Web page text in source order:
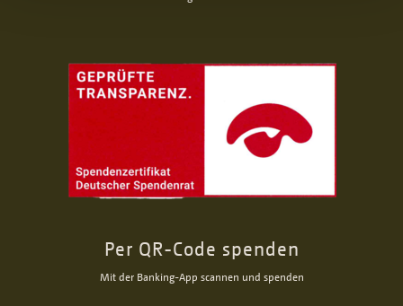
Per QR-Code spenden
Mit der Banking-App scannen und spenden